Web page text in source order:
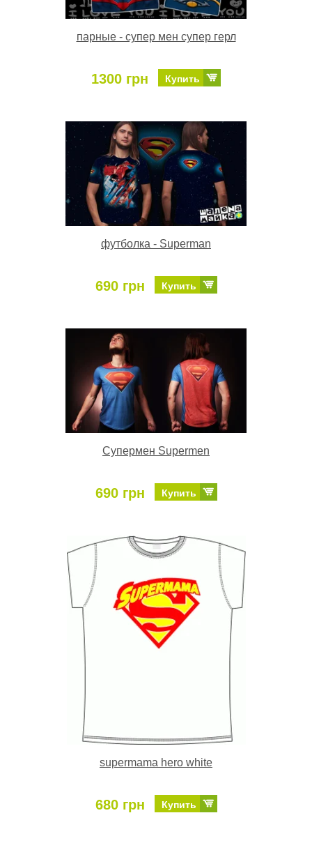
парные - супер мен супер герл
1300 грн Купить
футболка - Superman
690 грн Купить
Супермен Supermen
690 грн Купить
supermama hero white
680 грн Купить